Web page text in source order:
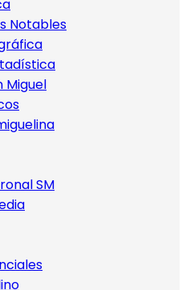
Notables
Miguel
SM